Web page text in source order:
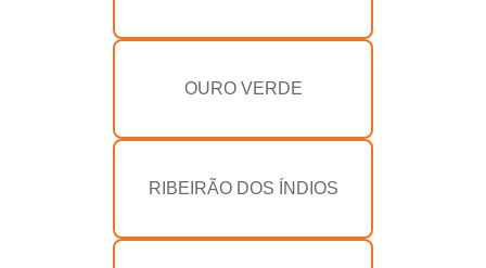
OURO VERDE
RIBEIRÃO DOS ÍNDIOS